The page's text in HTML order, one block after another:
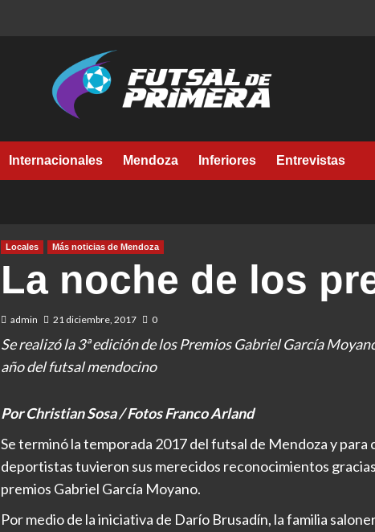
Internacionales Mendoza Inferiores Entrevistas
Locales Más noticias de Mendoza
La noche de los
admin 21 diciembre, 2017 0
Se realizó la 3ª edición de los Premios Gabriel García
año del futsal mendocino
Por Christian Sosa / Fotos Franco Arland
Se terminó la temporada 2017 del futsal de Mendoza y para
deportistas tuvieron sus merecidos reconocimientos gracias
premios Gabriel García Moyano.
Por medio de la iniciativa de Darío Brusadín, la familia